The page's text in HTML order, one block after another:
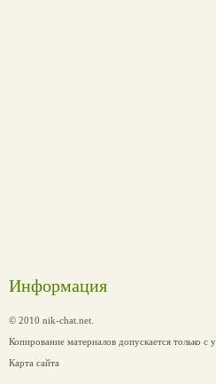
Информация
© 2010 nik-chat.net.
Копирование материалов допускается только с
Карта сайта